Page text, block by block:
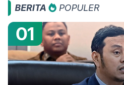
BERITA POPULER
01